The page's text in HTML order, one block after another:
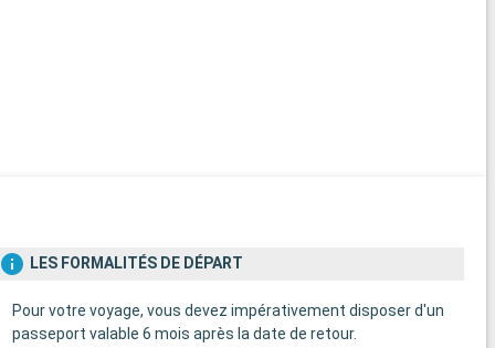
LES FORMALITÉS DE DÉPART
Pour votre voyage, vous devez impérativement disposer d'un
passeport valable 6 mois après la date de retour.